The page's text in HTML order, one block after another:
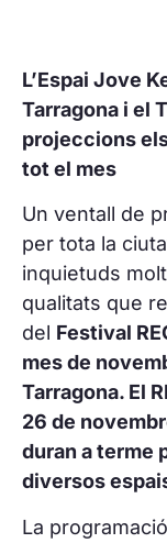
L’Espai Jove
Tarragona i el
projeccions
tot el mes
Un ventall de
per tota la
inquietuds
qualitats que
del Festival
mes de
Tarragona. El
26 de
duran a terme
diversos
La